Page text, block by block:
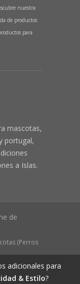
nuestra
de productos
para
mascotas,
portugal,
a Islas.
de
(Perros
4 1º Izq,
en el
adicionales para
& Estilo?